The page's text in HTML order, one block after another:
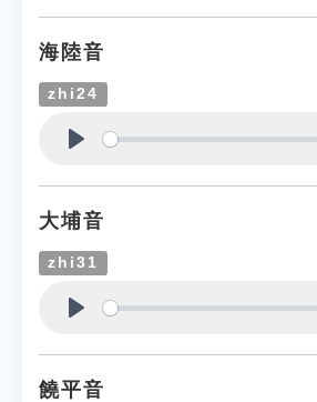
海陸音
zhi24
大埔音
zhi31
饒平音